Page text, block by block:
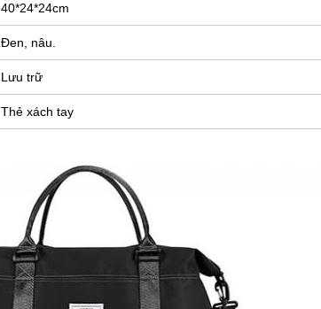
40*24*24cm
Đen, nâu.
Lưu trữ
Thẻ xách tay